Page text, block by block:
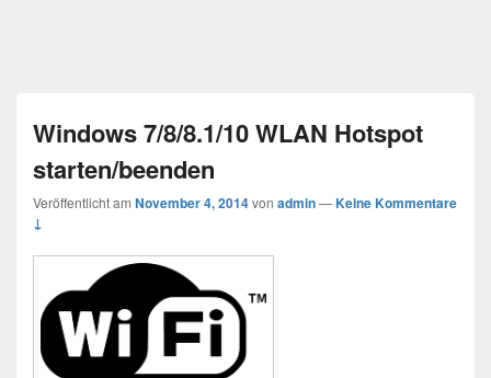
Windows 7/8/8.1/10 WLAN Hotspot
starten/beenden
Veröffentlicht am November 4, 2014von admin—Keine Kommentare
↓